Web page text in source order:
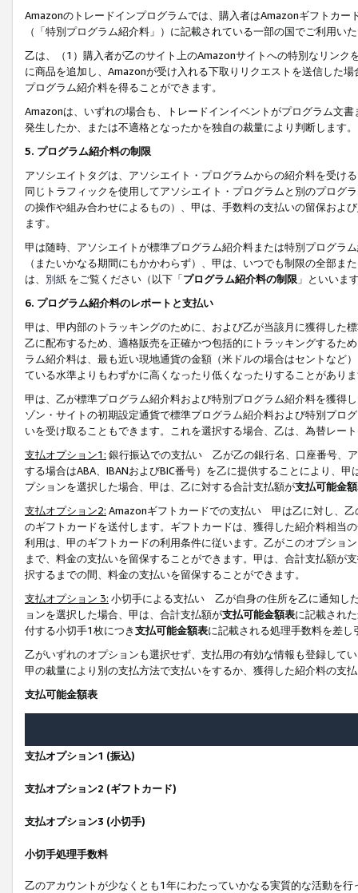
Amazonのトレードインプログラムでは、購入者はAmazonギフトカ
（「特別プログラム紹介料」）に記載されている一部の国でご利用い
乙は、（1）購入者が乙のサイト上のAmazonサイトへの特別なリン
に商品を追加し、Amazonが受け入れる下取りリクエストを送信した
プログラム紹介料を得ることができます。
Amazonは、いずれの場合も、トレードインイベントがプログラム文
発生したか、または不適格となったかを独自の裁量により判断します。
5. プログラム紹介料の制限
アソシエイトタグは、アソシエイト・プログラムからの紹介料を受け
同じトラフィックを使用してアソシエイト・プログラムと別のプログ
の操作や組み合わせによるもの）、甲は、手数料の支払いの留保およ
ます。
甲は随時、アソシエイトが標準プログラム紹介料または特別プログラ
（またいかなる期間にもかかわらず）、甲は、いつでも制限の全部
は、 別紙 をご覧ください（以下「プログラム紹介料の制限 」といいま
6. プログラム紹介料のレポートと支払い
甲は、甲内部のトラッキングのために、および乙が当該月に獲得した
乙に配布するため、適格販売を正確かつ包括的にトラッキングするた
ラム紹介料は、最も近い現地通貨の金額（米ドルの場合はセントなど
ている水準よりもわずかに高くなったり低くなったりすることがあり
甲は、乙が標準プログラム紹介料および特別プログラム紹介料を獲得
ゾン・サイトの初期設定通貨で標準プログラム紹介料および特別プロ
いを受け取ることもできます。これを選択する場合、乙は、為替レー
支払オプション1: 銀行振込での支払い 乙が乙の銀行名、口座番号、
する場合はABA、IBANおよびBIC番号）を乙に提供することにより、
プションを選択した場合、甲は、乙に対する合計支払額が支払可能金
支払オプション2: Amazonギフトカードでの支払い 甲は乙に対し、乙
のギフトカードを送付します。ギフトカードは、獲得した紹介料相当
利用は、甲のギフトカードの利用条件に従います。乙がこのオプショ
まで、料金の支払いを留保することができます。甲は、合計支払額が
択するまでの間、料金の支払いを留保することができます。
支払オプション 3: 小切手による支払い 乙が自身の住所を乙に通知し
ョンを選択した場合、甲は、合計支払額が支払可能金額表に記載され
付する小切手1枚につき支払可能金額表に記載される処理手数料を差し
乙がいずれのオプションも選択せず、支払用の有効な情報も登録して
甲の裁量により別の支払方法で支払いをするか、獲得した紹介料の支
支払可能金額表
支払オプション1 (振込)
支払オプション2 (ギフトカード)
支払オプション3 (小切手)
小切手処理手数料
乙のアカウントが少なくとも1年にわたっていかなる実質的な活動を